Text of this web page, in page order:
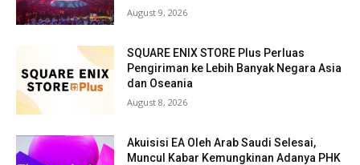
August 9, 2026
SQUARE ENIX STORE Plus Perluas
Pengiriman ke Lebih Banyak Negara Asia
dan Oseania
August 8, 2026
Akuisisi EA Oleh Arab Saudi Selesai,
Muncul Kabar Kemungkinan Adanya PHK